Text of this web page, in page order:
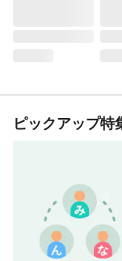
ピックアップ特